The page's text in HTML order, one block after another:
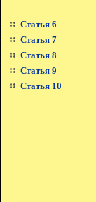
Статья 6
Статья 7
Статья 8
Статья 9
Статья 10